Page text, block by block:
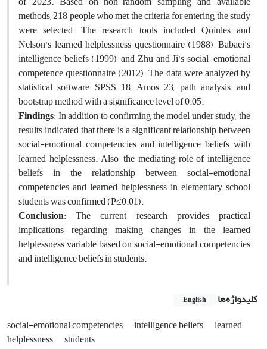
methods, 218 people who met the criteria for entering the study
were selected. The research tools included Quinles and
Nelson's learned helplessness questionnaire (1988), Babaei's
intelligence beliefs (1999), and Zhu and Ji's social-emotional
competence questionnaire (2012). The data were analyzed by
statistical software SPSS 18, Amos 23, path analysis, and
bootstrap method with a significance level of 0.05.
Findings: In addition to confirming the model under study, the
results indicated that there is a significant relationship between
social-emotional competencies and intelligence beliefs with
learned helplessness. Also, the mediating role of intelligence
beliefs in the relationship between social-emotional
competencies and learned helplessness in elementary school
students was confirmed (P≤0.01).
Conclusion: The current research provides practical
implications regarding making changes in the learned
helplessness variable based on social-emotional competencies
and intelligence beliefs in students.
کلیدواژه‌ها English
social-emotional competencies intelligence beliefs
learned
helplessness
students